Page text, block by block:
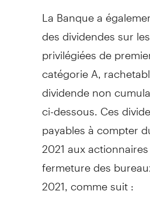
La Banque a
des dividendes sur
privilégiées de
catégorie A,
dividende non
ci-dessous. Ces
payables à compter
2021 aux
fermeture des
2021, comme suit :